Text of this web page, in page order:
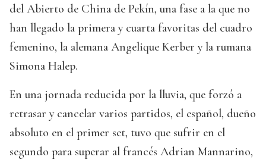
del Abierto de China de Pekín, una fase a la que no
han llegado la primera y cuarta favoritas del cuadro
femenino, la alemana Angelique Kerber y la rumana
Simona Halep.
En una jornada reducida por la lluvia, que forzó a
retrasar y cancelar varios partidos, el español, dueño
absoluto en el primer set, tuvo que sufrir en el
segundo para superar al francés Adrian Mannarino,